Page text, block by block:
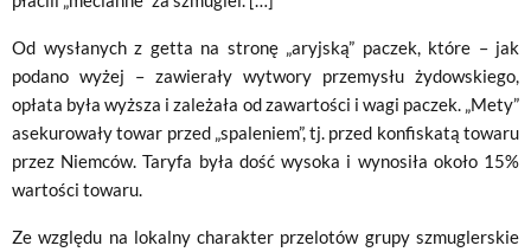
Od wysłanych z getta na stronę „aryjską” paczek, które – jak
podano wyżej – zawierały wytwory przemysłu żydowskiego,
opłata była wyższa i zależała od zawartości i wagi paczek. „Mety”
asekurowały towar przed „spaleniem”, tj. przed konfiskatą towaru
przez Niemców. Taryfa była dość wysoka i wynosiła około 15%
wartości towaru.
Ze względu na lokalny charakter przelotów grupy szmuglerskie